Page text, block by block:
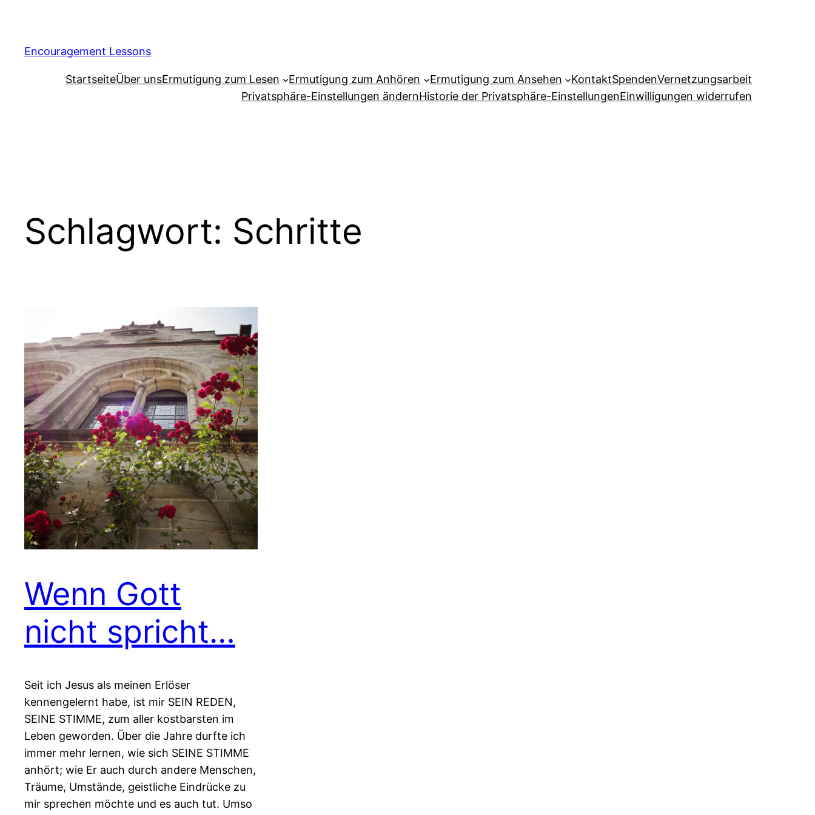
Encouragement Lessons
StartseiteÜber unsErmutigung zum Lesen Ermutigung zum Anhören Ermutigung zum Ansehen KontaktSpendenVernetzungsarbeit
Privatsphäre-Einstellungen ändernHistorie der Privatsphäre-EinstellungenEinwilligungen widerrufen
Schlagwort: Schritte
Wenn Gott
nicht spricht…
Seit ich Jesus als meinen Erlöser
kennengelernt habe, ist mir SEIN REDEN,
SEINE STIMME, zum aller kostbarsten im
Leben geworden. Über die Jahre durfte ich
immer mehr lernen, wie sich SEINE STIMME
anhört; wie Er auch durch andere Menschen,
Träume, Umstände, geistliche Eindrücke zu
mir sprechen möchte und es auch tut. Umso